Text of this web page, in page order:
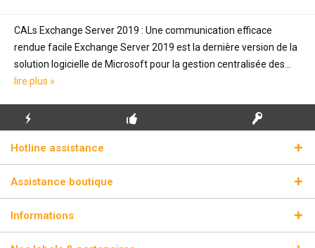
CALs Exchange Server 2019 : Une communication efficace
rendue facile Exchange Server 2019 est la dernière version de la
solution logicielle de Microsoft pour la gestion centralisée des...
lire plus »
ÉCLAIR
Hotline assistance
Assistance boutique
Informations